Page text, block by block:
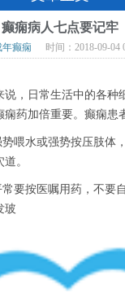
癫痫病人七点要记牢
年癫痫 时间：2018-09-04
说，日常生活中的各种
药加倍重要。癫痫患
水或强势按压肢体，
。
按医嘱用药，不要
玻